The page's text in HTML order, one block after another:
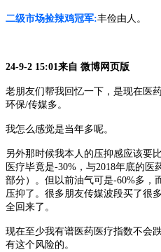
二级市场捡辣鸡冠军:丰俭由人。
24-9-2 15:01来自 微博网页版
老朋友们帮我回忆一下，是现在医
环保/传媒多。
我怎么感觉是当年多呢。
另外那时候我本人的压抑感应该要
医疗毕竟是-30%，与2018年底的医
部分）。但以前油气可是-60%多，
压抑了。很多朋友传媒波段买了很
全回来了。
现在至少我有谱医药医疗指数不会
有这个风险的。